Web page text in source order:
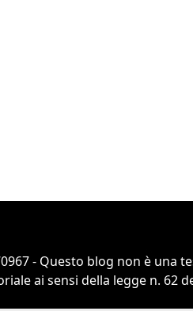
- Questo blog non è una
ai sensi della legge n. 62